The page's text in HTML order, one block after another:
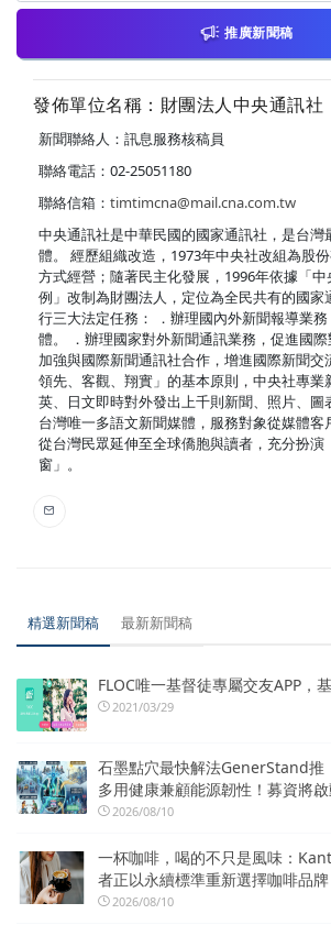
推廣新聞稿
發佈單位名稱：財團法人中央通訊社
新聞聯絡人：訊息服務核稿員
聯絡電話：02-25051180
聯絡信箱： timtimcna@mail.cna.com.tw
中央通訊社是中華民國的國家通訊社，是台灣
體。 經歷組織改造，1973年中央社改組為股
方式經營；隨著民主化發展，1996年依據「
例」改制為財團法人，定位為全民共有的國家
行三大法定任務： ．辦理國內外新聞報導業
體。 ．辦理國家對外新聞通訊業務，促進國際
加強與國際新聞通訊社合作，增進國際新聞交
領先、客觀、翔實」的基本原則，中央社專業
英、日文即時對外發出上千則新聞、照片、圖
台灣唯一多語文新聞媒體，服務對象從媒體客
從台灣民眾延伸至全球僑胞與讀者，充分扮演
窗」。
精選新聞稿 最新新聞稿
FLOC唯一基督徒專屬交友APP，
2021/03/29
石墨點穴最快解法GenerStand推
多用健康兼顧能源韌性！募資將
2026/08/10
一杯咖啡，喝的不只是風味：
者正以永續標準重新選擇咖啡品牌
2026/08/10